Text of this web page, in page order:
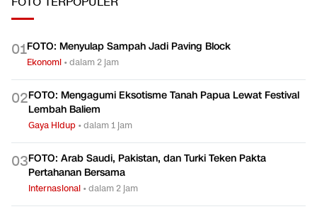
01FOTO: Menyulap Sampah Jadi Paving Block
Ekonomi •dalam 2 jam
02FOTO: Mengagumi Eksotisme Tanah Papua Lewat Festival
Lembah Baliem
Gaya Hidup •dalam 1 jam
03FOTO: Arab Saudi, Pakistan, dan Turki Teken Pakta
Pertahanan Bersama
Internasional •dalam 2 jam